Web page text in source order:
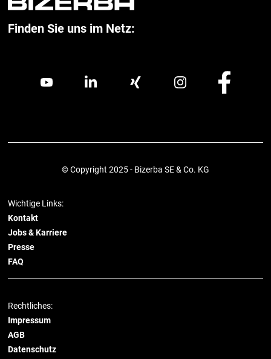
Finden Sie uns im Netz:
© Copyright 2025 - Bizerba SE & Co. KG
Wichtige Links:
Kontakt
Jobs & Karriere
Presse
FAQ
Rechtliches:
Impressum
AGB
Datenschutz